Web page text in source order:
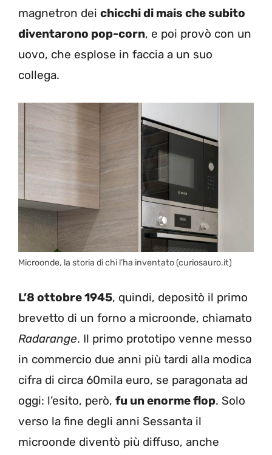
magnetron dei chicchi di mais che subito
diventarono pop-corn, e poi provò con un
uovo, che esplose in faccia a un suo
collega.
Microonde, la storia di chi l’ha inventato (curiosauro.it)
L’8 ottobre 1945, quindi, depositò il primo
brevetto di un forno a microonde, chiamato
Radarange. Il primo prototipo venne messo
in commercio due anni più tardi alla modica
cifra di circa 60mila euro, se paragonata ad
oggi: l’esito, però, fu un enorme flop. Solo
verso la fine degli anni Sessanta il
microonde diventò più diffuso, anche